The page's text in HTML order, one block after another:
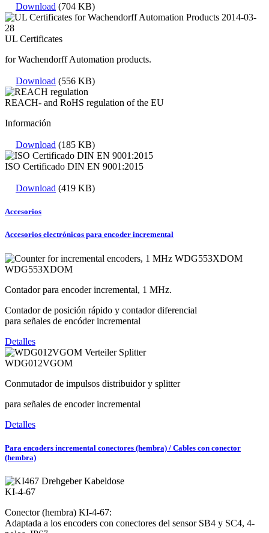
Download (704 KB)
UL Certificates
for Wachendorff Automation products.
Download (556 KB)
REACH- and RoHS regulation of the EU
Información
Download (185 KB)
ISO Certificado DIN EN 9001:2015
Download (419 KB)
Accesorios
Accesorios electrónicos para encoder incremental
WDG553XDOM
Contador para encoder incremental, 1 MHz.
Contador de posición rápido y contador diferencial
para señales de encóder incremental
Detalles
WDG012VGOM
Conmutador de impulsos distribuidor y splitter
para señales de encoder incremental
Detalles
Para encoders incremental conectores (hembra) / Cables con conector
(hembra)
KI-4-67
Conector (hembra) KI-4-67:
Adaptada a los encoders con conectores del sensor SB4 y SC4, 4-